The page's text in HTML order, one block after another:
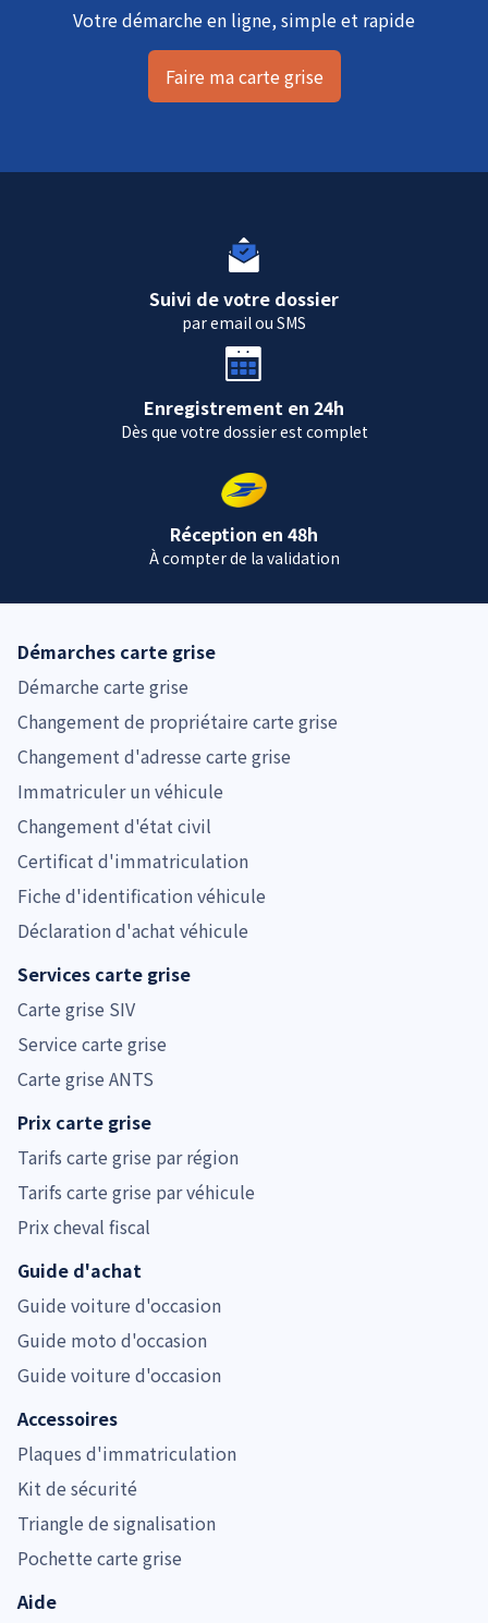
Votre démarche en ligne, simple et rapide
Faire ma carte grise
Suivi de votre dossier
par email ou SMS
Enregistrement en 24h
Dès que votre dossier est complet
Réception en 48h
À compter de la validation
Démarches carte grise
Démarche carte grise
Changement de propriétaire carte grise
Changement d'adresse carte grise
Immatriculer un véhicule
Changement d'état civil
Certificat d'immatriculation
Fiche d'identification véhicule
Déclaration d'achat véhicule
Services carte grise
Carte grise SIV
Service carte grise
Carte grise ANTS
Prix carte grise
Tarifs carte grise par région
Tarifs carte grise par véhicule
Prix cheval fiscal
Guide d'achat
Guide voiture d'occasion
Guide moto d'occasion
Guide voiture d'occasion
Accessoires
Plaques d'immatriculation
Kit de sécurité
Triangle de signalisation
Pochette carte grise
Aide